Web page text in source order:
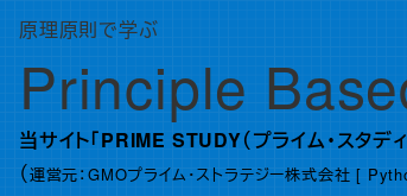
テ
ン
へ
移
動
原理原則で学ぶ
Principle
当サイト「PRIME STUDY（プライム・スタ
（運営元：GMOプライム・ストラテジー株式会社 [